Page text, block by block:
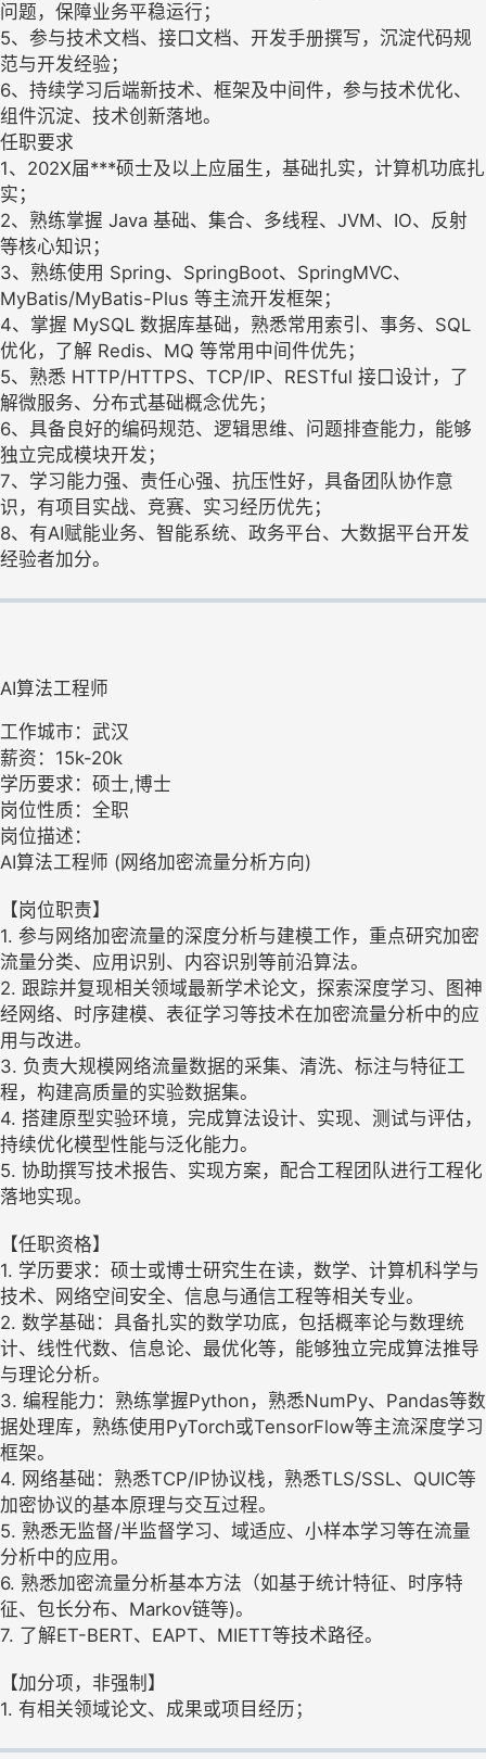
问题，保障业务平稳运行；
5、参与技术文档、接口文档、开发手册撰写，沉淀代码规
范与开发经验；
6、持续学习后端新技术、框架及中间件，参与技术优化、
组件沉淀、技术创新落地。
任职要求
1、202X届***硕士及以上应届生，基础扎实，计算机功底扎
实；
2、熟练掌握 Java 基础、集合、多线程、JVM、IO、反射
等核心知识；
3、熟练使用 Spring、SpringBoot、SpringMVC、
MyBatis/MyBatis-Plus 等主流开发框架；
4、掌握 MySQL 数据库基础，熟悉常用索引、事务、SQL
优化，了解 Redis、MQ 等常用中间件优先；
5、熟悉 HTTP/HTTPS、TCP/IP、RESTful 接口设计，了
解微服务、分布式基础概念优先；
6、具备良好的编码规范、逻辑思维、问题排查能力，能够
独立完成模块开发；
7、学习能力强、责任心强、抗压性好，具备团队协作意
识，有项目实战、竞赛、实习经历优先；
8、有AI赋能业务、智能系统、政务平台、大数据平台开发
经验者加分。
AI算法工程师
工作城市：武汉
薪资：15k-20k
学历要求：硕士,博士
岗位性质：全职
岗位描述：
AI算法工程师 (网络加密流量分析方向)
【岗位职责】
1. 参与网络加密流量的深度分析与建模工作，重点研究加密
流量分类、应用识别、内容识别等前沿算法。
2. 跟踪并复现相关领域最新学术论文，探索深度学习、图神
经网络、时序建模、表征学习等技术在加密流量分析中的应
用与改进。
3. 负责大规模网络流量数据的采集、清洗、标注与特征工
程，构建高质量的实验数据集。
4. 搭建原型实验环境，完成算法设计、实现、测试与评估，
持续优化模型性能与泛化能力。
5. 协助撰写技术报告、实现方案，配合工程团队进行工程化
落地实现。
【任职资格】
1. 学历要求：硕士或博士研究生在读，数学、计算机科学与
技术、网络空间安全、信息与通信工程等相关专业。
2. 数学基础：具备扎实的数学功底，包括概率论与数理统
计、线性代数、信息论、最优化等，能够独立完成算法推导
与理论分析。
3. 编程能力：熟练掌握Python，熟悉NumPy、Pandas等数
据处理库，熟练使用PyTorch或TensorFlow等主流深度学习
框架。
4. 网络基础：熟悉TCP/IP协议栈，熟悉TLS/SSL、QUIC等
加密协议的基本原理与交互过程。
5. 熟悉无监督/半监督学习、域适应、小样本学习等在流量
分析中的应用。
6. 熟悉加密流量分析基本方法（如基于统计特征、时序特
征、包长分布、Markov链等)。
7. 了解ET-BERT、EAPT、MIETT等技术路径。
【加分项，非强制】
1. 有相关领域论文、成果或项目经历；